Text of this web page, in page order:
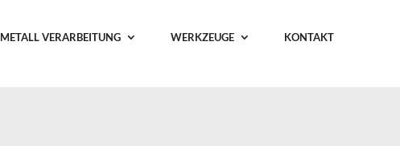
METALL VERARBEITUNG WERKZEUGE KONTAKT